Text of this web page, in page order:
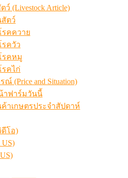
(Livestock Article)
ตว์
รคควาย
รควัว
รคหมู
รคไก่
(Price and Situation)
าฟาร์มวันนี้
าเกษตรประจำสัปดาห์
ดีโอ)
US)